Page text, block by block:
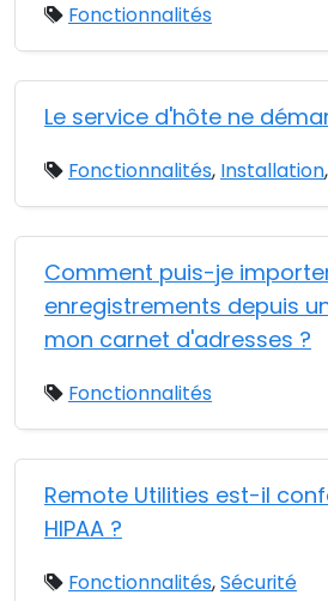
Fonctionnalités
Le service d'hôte ne
Fonctionnalités, Installation,
Comment puis-je
enregistrements depuis
mon carnet d'adresses ?
Fonctionnalités
Remote Utilities est-il
HIPAA ?
Fonctionnalités,Sécurité